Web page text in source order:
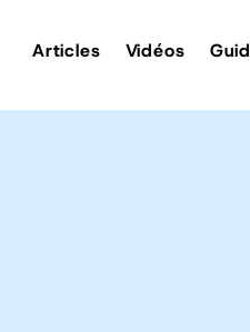
Articles Vidéos